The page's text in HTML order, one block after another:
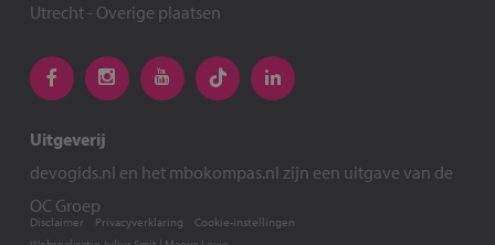
Utrecht- Overige plaatsen
Uitgeverij
devogids.nl en het mbokompas.nl zijn een uitgave van de
OC Groep
Disclaimer Privacyverklaring Cookie-instellingen